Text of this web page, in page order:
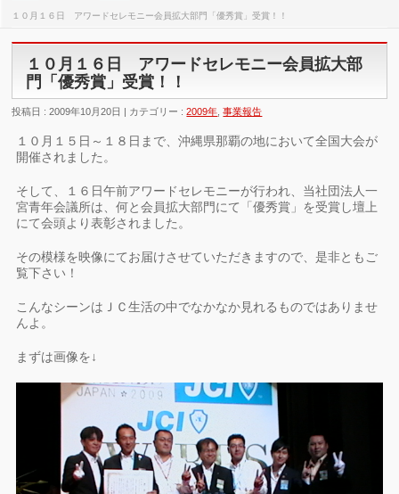
１０月１６日 アワードセレモニー会員拡大部門「優秀賞」受賞！！
１０月１６日 アワードセレモニー会員拡大部
門「優秀賞」受賞！！
投稿日 : 2009年10月20日 | カテゴリー :2009年 ,事業報告
１０月１５日～１８日まで、沖縄県那覇の地において全国大会が
開催されました。
そして、１６日午前アワードセレモニーが行われ、当社団法人一
宮青年会議所は、何と会員拡大部門にて「優秀賞」を受賞し壇上
にて会頭より表彰されました。
その模様を映像にてお届けさせていただきますので、是非ともご
覧下さい！
こんなシーンはＪＣ生活の中でなかなか見れるものではありませ
んよ。
まずは画像を↓